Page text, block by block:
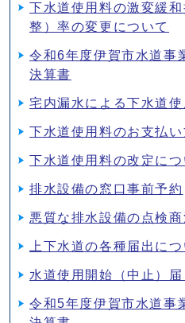
下水道使用料の激変緩
整）率の変更について
令和6年度伊賀市水道事
決算書
宅内漏水による下水道
下水道使用料のお支払
下水道使用料の改定につ
排水設備の窓口事前予約
悪質な排水設備の点検
上下水道の各種届出につ
水道使用開始（中止）
令和5年度伊賀市水道事